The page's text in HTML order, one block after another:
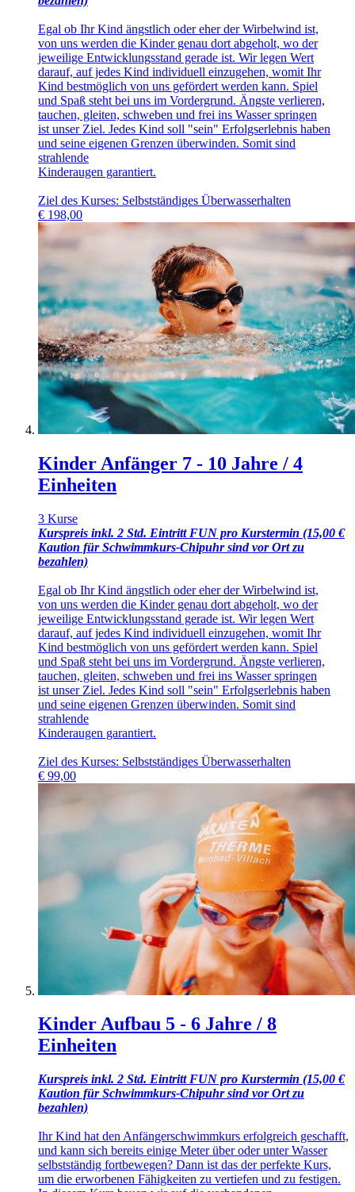
Egal ob Ihr Kind ängstlich oder eher der Wirbelwind ist,
von uns werden die Kinder genau dort abgeholt, wo der
jeweilige Entwicklungsstand gerade ist. Wir legen Wert
darauf, auf jedes Kind individuell einzugehen, womit Ihr
Kind bestmöglich von uns gefördert werden kann. Spiel
und Spaß steht bei uns im Vordergrund. Ängste verlieren,
tauchen, gleiten, schweben und frei ins Wasser springen
ist unser Ziel. Jedes Kind soll "sein" Erfolgserlebnis haben
und seine eigenen Grenzen überwinden. Somit sind
strahlende
Kinderaugen garantiert.
Ziel des Kurses: Selbstständiges Überwasserhalten
€ 198,00
Kinder Anfänger 7 - 10 Jahre / 4
Einheiten
3 Kurse
Kurspreis inkl. 2 Std. Eintritt FUN pro Kurstermin (15,00 €
Kaution für Schwimmkurs-Chipuhr sind vor Ort zu
bezahlen)
Egal ob Ihr Kind ängstlich oder eher der Wirbelwind ist,
von uns werden die Kinder genau dort abgeholt, wo der
jeweilige Entwicklungsstand gerade ist. Wir legen Wert
darauf, auf jedes Kind individuell einzugehen, womit Ihr
Kind bestmöglich von uns gefördert werden kann. Spiel
und Spaß steht bei uns im Vordergrund. Ängste verlieren,
tauchen, gleiten, schweben und frei ins Wasser springen
ist unser Ziel. Jedes Kind soll "sein" Erfolgserlebnis haben
und seine eigenen Grenzen überwinden. Somit sind
strahlende
Kinderaugen garantiert.
Ziel des Kurses: Selbstständiges Überwasserhalten
€ 99,00
Kinder Aufbau 5 - 6 Jahre / 8
Einheiten
Kurspreis inkl. 2 Std. Eintritt FUN pro Kurstermin (15,00 €
Kaution für Schwimmkurs-Chipuhr sind vor Ort zu
bezahlen)
Ihr Kind hat den Anfängerschwimmkurs erfolgreich geschafft,
und kann sich bereits einige Meter über oder unter Wasser
selbstständig fortbewegen? Dann ist das der perfekte Kurs,
um die erworbenen Fähigkeiten zu vertiefen und zu festigen.